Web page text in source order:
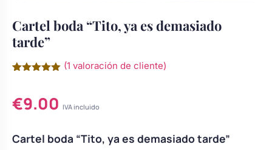
de flores
Comuniones
para niña
Cruces de madera para primera
comunión
Cuadros de comunión
Cuadros personalizados
Copas personalizadas
Calcetines personalizados
Grabados Láser en Madera
Grabado Láser en Metal
de Navidad
Cartel boda “Tito, ya es demasiado
tarde”
de 5 en
base a
cliente
(1 valoración de cliente)
€9.00 IVA incluido
Cartel boda “Tito, ya es demasiado tarde”